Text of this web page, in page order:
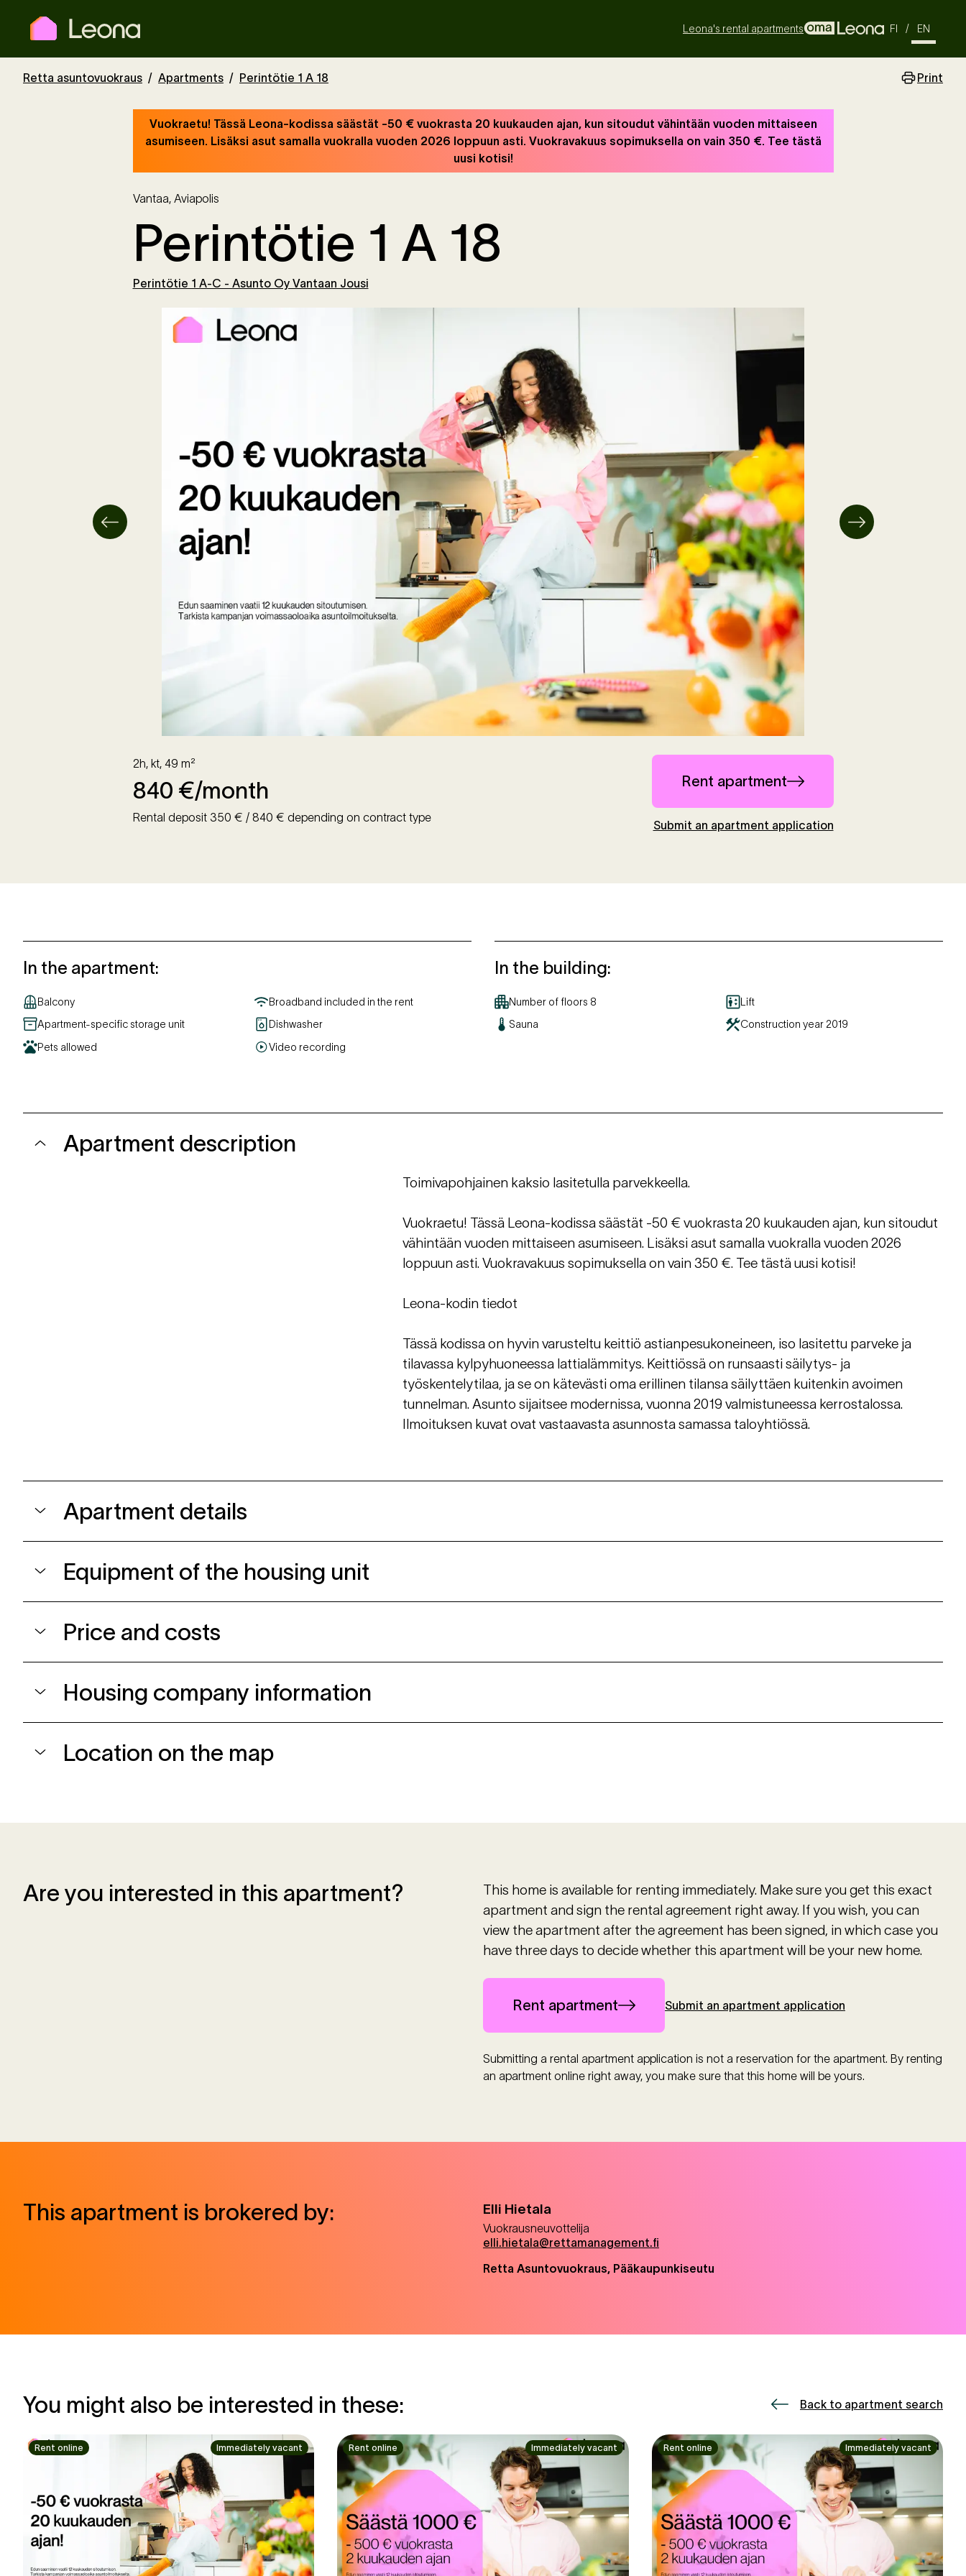
Leona's rental apartments FI / EN
Retta asuntovuokraus Apartments Perintötie 1 A 18 Print
Vuokraetu! Tässä Leona-kodissa säästät -50 € vuokrasta 20 kuukauden ajan, kun sitoudut vähintään vuoden mittaiseen
asumiseen. Lisäksi asut samalla vuokralla vuoden 2026 loppuun asti. Vuokravakuus sopimuksella on vain 350 €. Tee tästä
uusi kotisi!
Vantaa, Aviapolis
Perintötie 1 A 18
Perintötie 1 A-C - Asunto Oy Vantaan Jousi
2h, kt, 49 m²
840 €/month
Rental deposit 350 € / 840 € depending on contract type
Rent apartment
Submit an apartment application
In the apartment:
Balcony
Broadband included in the rent
Apartment-specific storage unit
Dishwasher
Pets allowed
Video recording
In the building:
Number of floors 8
Lift
Sauna
Construction year 2019
Apartment description
Toimivapohjainen kaksio lasitetulla parvekkeella.
Vuokraetu! Tässä Leona-kodissa säästät -50 € vuokrasta 20 kuukauden ajan, kun sitoudut
vähintään vuoden mittaiseen asumiseen. Lisäksi asut samalla vuokralla vuoden 2026
loppuun asti. Vuokravakuus sopimuksella on vain 350 €. Tee tästä uusi kotisi!
Leona-kodin tiedot
Tässä kodissa on hyvin varusteltu keittiö astianpesukoneineen, iso lasitettu parveke ja
tilavassa kylpyhuoneessa lattialämmitys. Keittiössä on runsaasti säilytys- ja
työskentelytilaa, ja se on kätevästi oma erillinen tilansa säilyttäen kuitenkin avoimen
tunnelman. Asunto sijaitsee modernissa, vuonna 2019 valmistuneessa kerrostalossa.
Ilmoituksen kuvat ovat vastaavasta asunnosta samassa taloyhtiössä.
Apartment details
Equipment of the housing unit
Price and costs
Housing company information
Location on the map
Are you interested in this apartment?
This home is available for renting immediately. Make sure you get this exact
apartment and sign the rental agreement right away. If you wish, you can
view the apartment after the agreement has been signed, in which case you
have three days to decide whether this apartment will be your new home.
Rent apartment Submit an apartment application
Submitting a rental apartment application is not a reservation for the apartment. By renting
an apartment online right away, you make sure that this home will be yours.
This apartment is brokered by: Elli Hietala
Vuokrausneuvottelija
elli.hietala@rettamanagement.fi
Retta Asuntovuokraus, Pääkaupunkiseutu
You might also be interested in these: Back to apartment search
Rent online Immediately vacant Rent online Immediately vacant Rent online Immediately vacant